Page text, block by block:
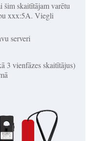
šim skaitītājam varētu
xxx:5A. Viegli
serveri
3 vienfāzes skaitītājus)